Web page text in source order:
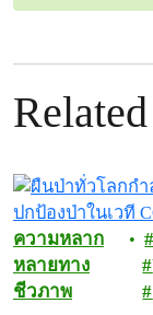
ความหลาก
หลายทาง
ชีวภาพ